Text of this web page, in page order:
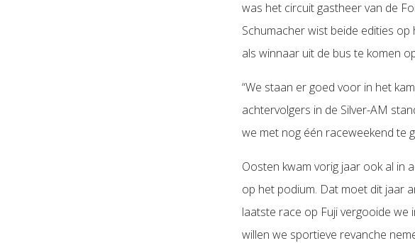
was het circuit gastheer van de
Schumacher wist beide edities
als winnaar uit de bus te komen
“We staan er goed voor in het
achtervolgers in de Silver-AM
we met nog één raceweekend te
Oosten kwam vorig jaar ook al in
op het podium. Dat moet dit jaar
laatste race op Fuji vergooide we
willen we sportieve revanche